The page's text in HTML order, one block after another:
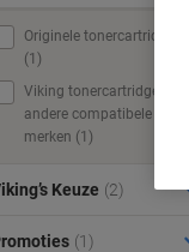
Originele tonercartridges
(1)
Viking tonercartridges &
andere compatibele
merken (1)
Keuze (2)
(1)